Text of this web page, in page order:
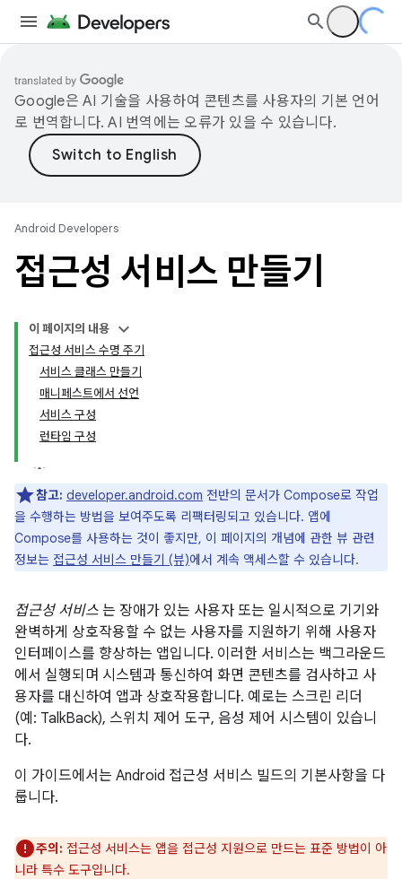
Google은 AI 기술을 사용하여 콘텐츠를 사용자의 기본 언어
로 번역합니다. AI 번역에는 오류가 있을 수 있습니다.
Android Developers
접근성 서비스 만들기
이 페이지의 내용
접근성 서비스 수명 주기
서비스 클래스 만들기
매니페스트에서 선언
서비스 구성
런타임 구성
참고: developer.android.com 전반의 문서가 Compose로 작업
을 수행하는 방법을 보여주도록 리팩터링되고 있습니다. 앱에
Compose를 사용하는 것이 좋지만, 이 페이지의 개념에 관한 뷰 관련
정보는 접근성 서비스 만들기 (뷰)에서 계속 액세스할 수 있습니다.
접근성 서비스 는 장애가 있는 사용자 또는 일시적으로 기기와
완벽하게 상호작용할 수 없는 사용자를 지원하기 위해 사용자
인터페이스를 향상하는 앱입니다. 이러한 서비스는 백그라운드
에서 실행되며 시스템과 통신하여 화면 콘텐츠를 검사하고 사
용자를 대신하여 앱과 상호작용합니다. 예로는 스크린 리더
(예: TalkBack), 스위치 제어 도구, 음성 제어 시스템이 있습니
다.
이 가이드에서는 Android 접근성 서비스 빌드의 기본사항을 다
룹니다.
주의: 접근성 서비스는 앱을 접근성 지원으로 만드는 표준 방법이 아
니라 특수 도구입니다.